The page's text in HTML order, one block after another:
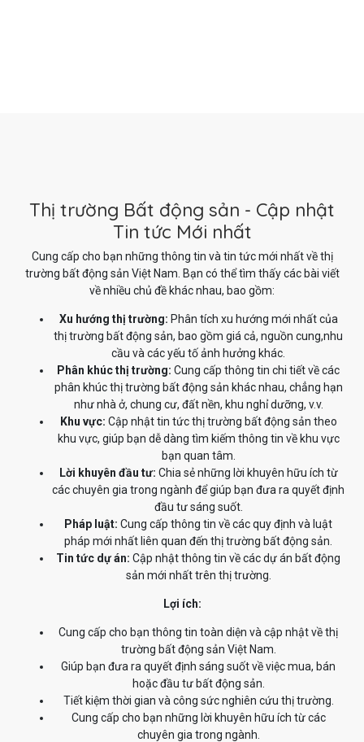
Thị trường Bất động sản - Cập nhật
Tin tức Mới nhất
Cung cấp cho bạn những thông tin và tin tức mới nhất về thị
trường bất động sản Việt Nam. Bạn có thể tìm thấy các bài viết
về nhiều chủ đề khác nhau, bao gồm:
Xu hướng thị trường: Phân tích xu hướng mới nhất của
thị trường bất động sản, bao gồm giá cả, nguồn cung,nhu
cầu và các yếu tố ảnh hưởng khác.
Phân khúc thị trường: Cung cấp thông tin chi tiết về các
phân khúc thị trường bất động sản khác nhau, chẳng hạn
như nhà ở, chung cư, đất nền, khu nghỉ dưỡng, v.v.
Khu vực: Cập nhật tin tức thị trường bất động sản theo
khu vực, giúp bạn dễ dàng tìm kiếm thông tin về khu vực
bạn quan tâm.
Lời khuyên đầu tư: Chia sẻ những lời khuyên hữu ích từ
các chuyên gia trong ngành để giúp bạn đưa ra quyết định
đầu tư sáng suốt.
Pháp luật: Cung cấp thông tin về các quy định và luật
pháp mới nhất liên quan đến thị trường bất động sản.
Tin tức dự án: Cập nhật thông tin về các dự án bất động
sản mới nhất trên thị trường.
Lợi ích:
Cung cấp cho bạn thông tin toàn diện và cập nhật về thị
trường bất động sản Việt Nam.
Giúp bạn đưa ra quyết định sáng suốt về việc mua, bán
hoặc đầu tư bất động sản.
Tiết kiệm thời gian và công sức nghiên cứu thị trường.
Cung cấp cho bạn những lời khuyên hữu ích từ các
chuyên gia trong ngành.